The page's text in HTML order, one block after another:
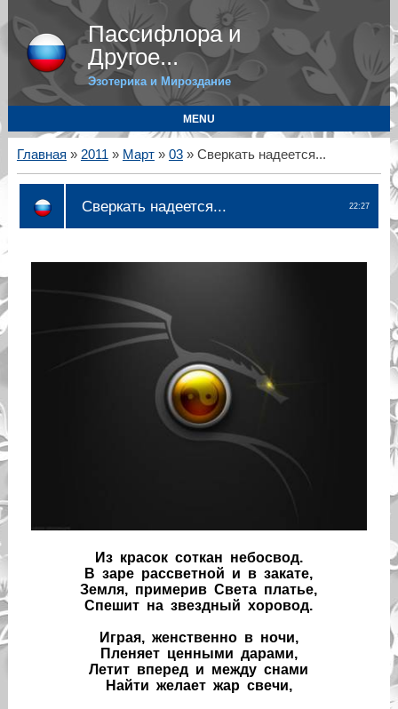
Пассифлора и
Другое...
Эзотерика и Мироздание
MENU
Главная » 2011 » Март » 03» Сверкать надеется...
22:27
Сверкать надеется...
Из красок соткан небосвод.
В заре рассветной и в закате,
Земля, примерив Света платье,
Спешит на звездный хоровод.
Играя, женственно в ночи,
Пленяет ценными дарами,
Летит вперед и между снами
Найти желает жар свечи,